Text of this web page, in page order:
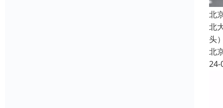
北
北
头
北
24-